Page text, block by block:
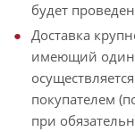
будет
Доставка
имеющий один
покупателем
при